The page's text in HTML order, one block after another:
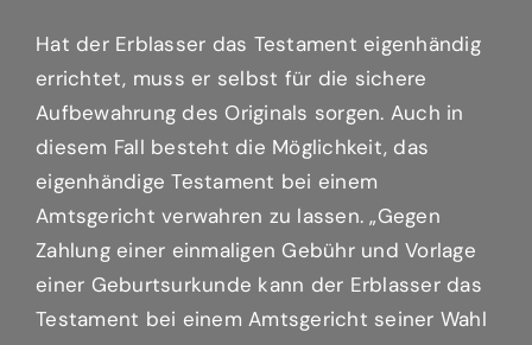
Hat der Erblasser das Testament eigenhändig
errichtet, muss er selbst für die sichere
Aufbewahrung des Originals sorgen. Auch in
diesem Fall besteht die Möglichkeit, das
eigenhändige Testament bei einem
Amtsgericht verwahren zu lassen. „Gegen
Zahlung einer einmaligen Gebühr und Vorlage
einer Geburtsurkunde kann der Erblasser das
Testament bei einem Amtsgericht seiner Wahl